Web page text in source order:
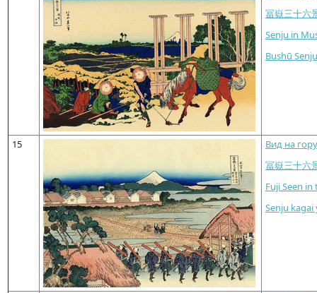
冨嶽三十
Senju in
Bushū Senju
15
Вид на
冨嶽三十六
Fuji Seen
Senju